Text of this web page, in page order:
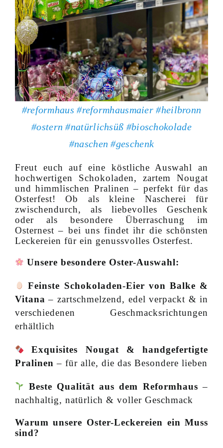
#reformhaus #reformhausmaier #heilbronn
#ostern #natürlichsüß #bioschokolade
#naschen #geschenk
Freut euch auf eine köstliche Auswahl an
hochwertigen Schokoladen, zartem Nougat
und himmlischen Pralinen – perfekt für das
Osterfest! Ob als kleine Nascherei für
zwischendurch, als liebevolles Geschenk
oder als besondere Überraschung im
Osternest – bei uns findet ihr die schönsten
Leckereien für ein genussvolles Osterfest.
Unsere besondere Oster-Auswahl:
Feinste Schokoladen-Eier von Balke &
Vitana – zartschmelzend, edel verpackt & in
verschiedenen Geschmacksrichtungen
erhältlich
Exquisites Nougat & handgefertigte
Pralinen – für alle, die das Besondere lieben
Beste Qualität aus dem Reformhaus–
nachhaltig, natürlich & voller Geschmack
Warum unsere Oster-Leckereien ein Muss
sind?